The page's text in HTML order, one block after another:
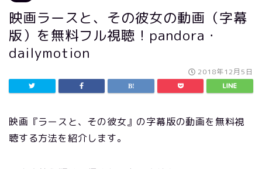
映画ラースと、その彼女の動画（字幕
版）を無料フル視聴！pandora・
dailymotion
2018年12月5日
映画『ラースと、その彼女』の字幕版の動画を無料視
聴する方法を紹介します。